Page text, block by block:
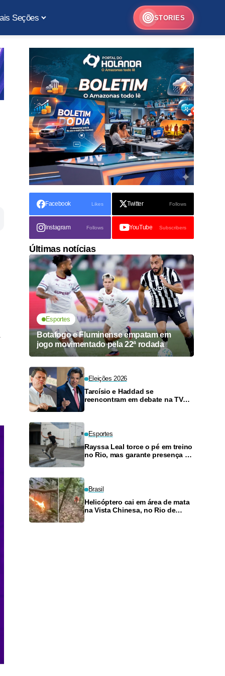
Seções STORIES
Facebook Likes Twitter Follows
Instagram Follows YouTube Subscribers
Últimas notícias
Esportes
Botafogo e Fluminense empatam em
jogo movimentado pela 22ª rodada
Eleições 2026
Tarcísio e Haddad se
reencontram em debate na TV
Esportes
Rayssa Leal torce o pé em treino
no Rio, mas garante presença no
Brasil
Helicóptero cai em área de mata
na Vista Chinesa, no Rio de